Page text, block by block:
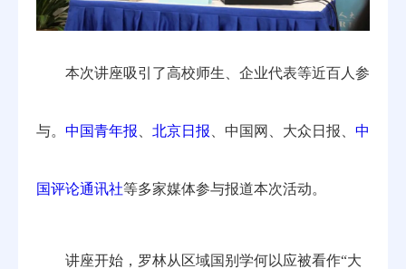
本次讲座吸引了高校师生、企业代表等近百人参
与。 中国青年报 北京日报 、中国网、大众日报、 中
国评论通讯社等多家媒体参与报道本次活动。
讲座开始，罗林从区域国别学何以应被看作“大